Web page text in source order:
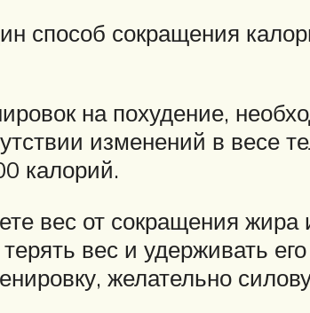
способ сокращения
на похудение,
изменений в весе
калорий.
вес от сокращения
вес и удерживать
желательно